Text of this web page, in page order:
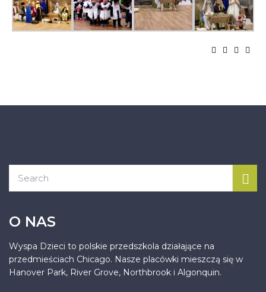
O NAS
Wyspa Dzieci to polskie przedszkola działające na
przedmieściach Chicago. Nasze placówki mieszczą się w
Hanover Park, River Grove, Northbrook i Algonquin.